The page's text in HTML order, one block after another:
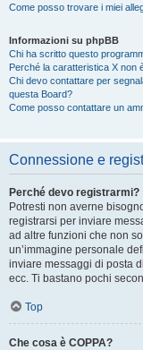
Come posso trovare i miei
Informazioni su phpBB
Chi ha scritto questo
Perché la caratteristica X non
Chi devo contattare per
questa Board?
Come posso contattare un
Connessione e
Perché devo registrarmi?
Potresti non averne
registrarsi per inviare
ad altre funzioni che non
un’immagine personale
inviare messaggi di posta
ecc. Ti bastano pochi
Top
Che cosa è COPPA?